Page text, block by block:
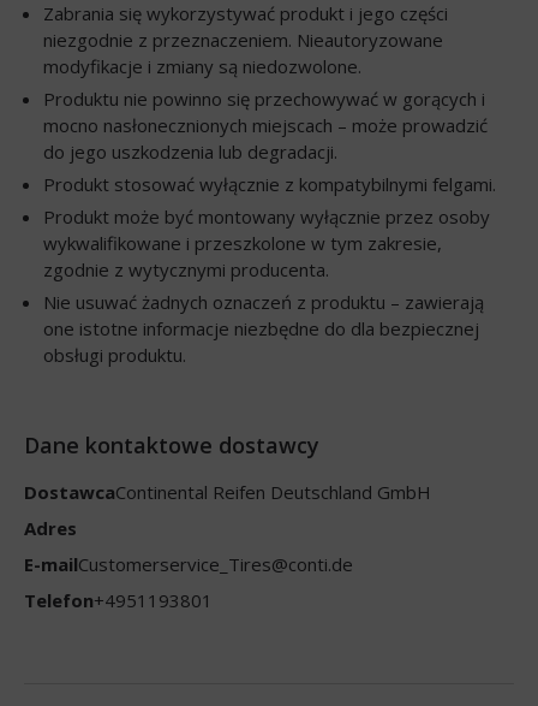
Zabrania się wykorzystywać produkt i jego części
niezgodnie z przeznaczeniem. Nieautoryzowane
modyfikacje i zmiany są niedozwolone.
Produktu nie powinno się przechowywać w gorących i
mocno nasłonecznionych miejscach – może prowadzić
do jego uszkodzenia lub degradacji.
Produkt stosować wyłącznie z kompatybilnymi felgami.
Produkt może być montowany wyłącznie przez osoby
wykwalifikowane i przeszkolone w tym zakresie,
zgodnie z wytycznymi producenta.
Nie usuwać żadnych oznaczeń z produktu – zawierają
one istotne informacje niezbędne do dla bezpiecznej
obsługi produktu.
Dane kontaktowe dostawcy
DostawcaContinental Reifen Deutschland GmbH
Adres
E-mailCustomerservice_Tires@conti.de
Telefon+4951193801